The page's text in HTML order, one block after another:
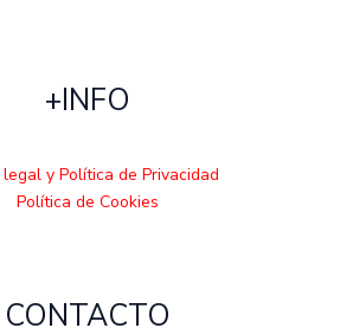
+INFO
y Política de Privacidad
Política de Cookies
CONTACTO